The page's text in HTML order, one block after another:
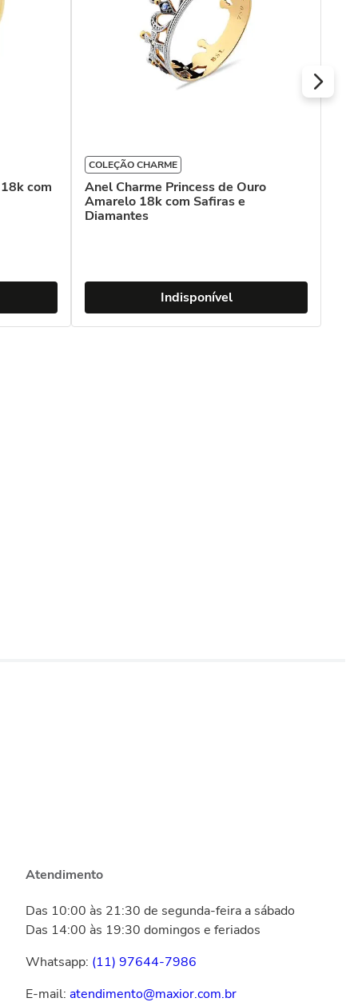
com
COLEÇÃO CHARME
Anel Charme Princess de Ouro
Amarelo 18k com Safiras e
Diamantes
Indisponível
Atendimento
Das 10:00 às 21:30 de segunda-feira a sábado
Das 14:00 às 19:30 domingos e feriados
Whatsapp: (11) 97644-7986
E-mail: atendimento@maxior.com.br